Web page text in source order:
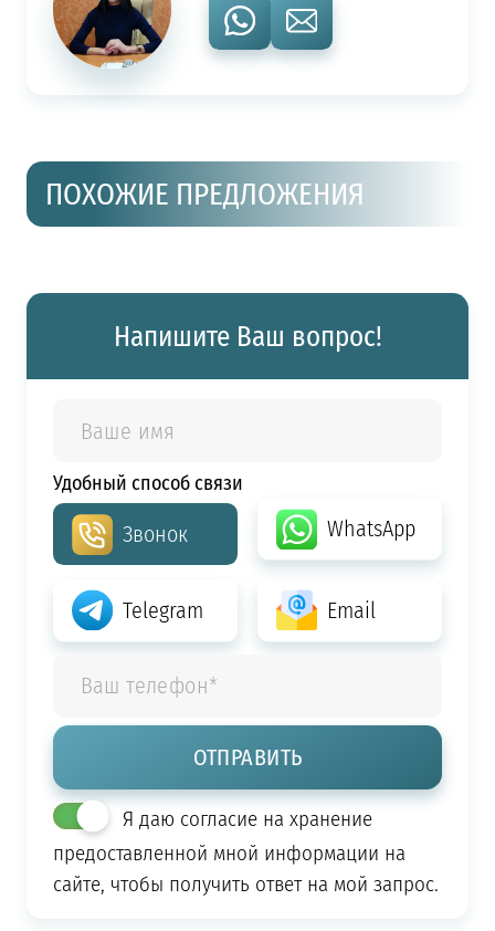
ПОХОЖИЕ ПРЕДЛОЖЕНИЯ
Напишите Ваш вопрос!
Удобный способ связи
Звонок WhatsApp
Telegram Email
Я даю согласие на хранение
предоставленной мной информации на
сайте, чтобы получить ответ на мой запрос.